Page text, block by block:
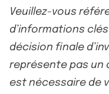
Veuillez-vous
d’informations
décision finale
représente pas un
est nécessaire de